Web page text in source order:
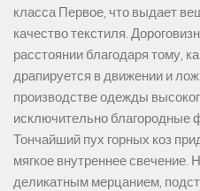
класса Первое, что выдает
качество текстиля.
расстоянии благодаря тому,
драпируется в движении и
производстве одежды
исключительно благородные
Тончайший пух горных коз
мягкое внутреннее
деликатным мерцанием,